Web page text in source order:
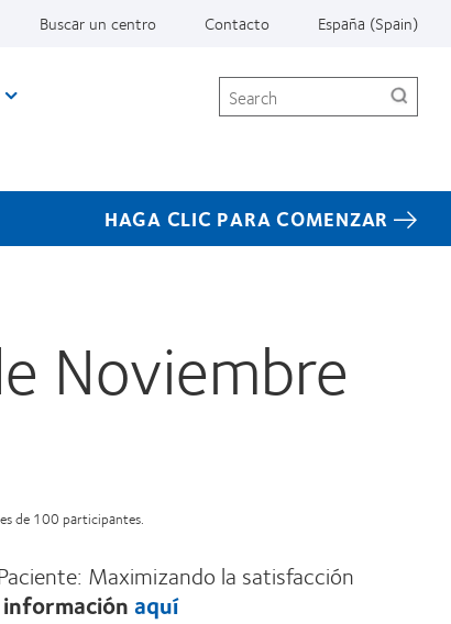
Buscar un centro Contacto España (Spain)
Search
HAGA CLIC PARA COMENZAR
Noviembre
de 100 participantes.
Maximizando la satisfacción
aquí